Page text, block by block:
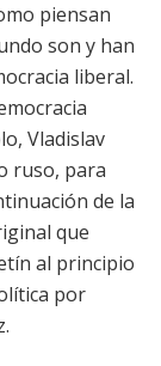
piensan
son y han
liberal.
Vladislav
ruso, para
de la
que
al principio
por